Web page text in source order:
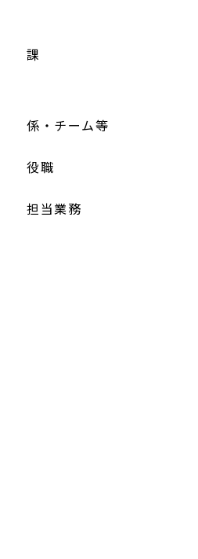
課
係・チーム等
役職
担当業務